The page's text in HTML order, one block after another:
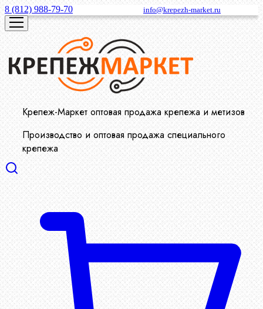
8 (812) 988-79-70 info@krepezh-market.ru
Крепеж-Маркет оптовая продажа крепежа и метизов
Производство и оптовая продажа специального
крепежа